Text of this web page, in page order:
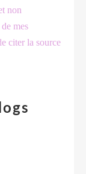
non
mes
citer la source